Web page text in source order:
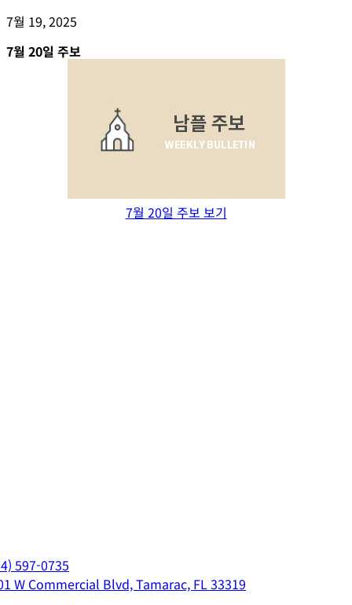
7월 19, 2025
7월 20일 주보
7월 20일 주보 보기
597-0735
W Commercial Blvd, Tamarac, FL 33319